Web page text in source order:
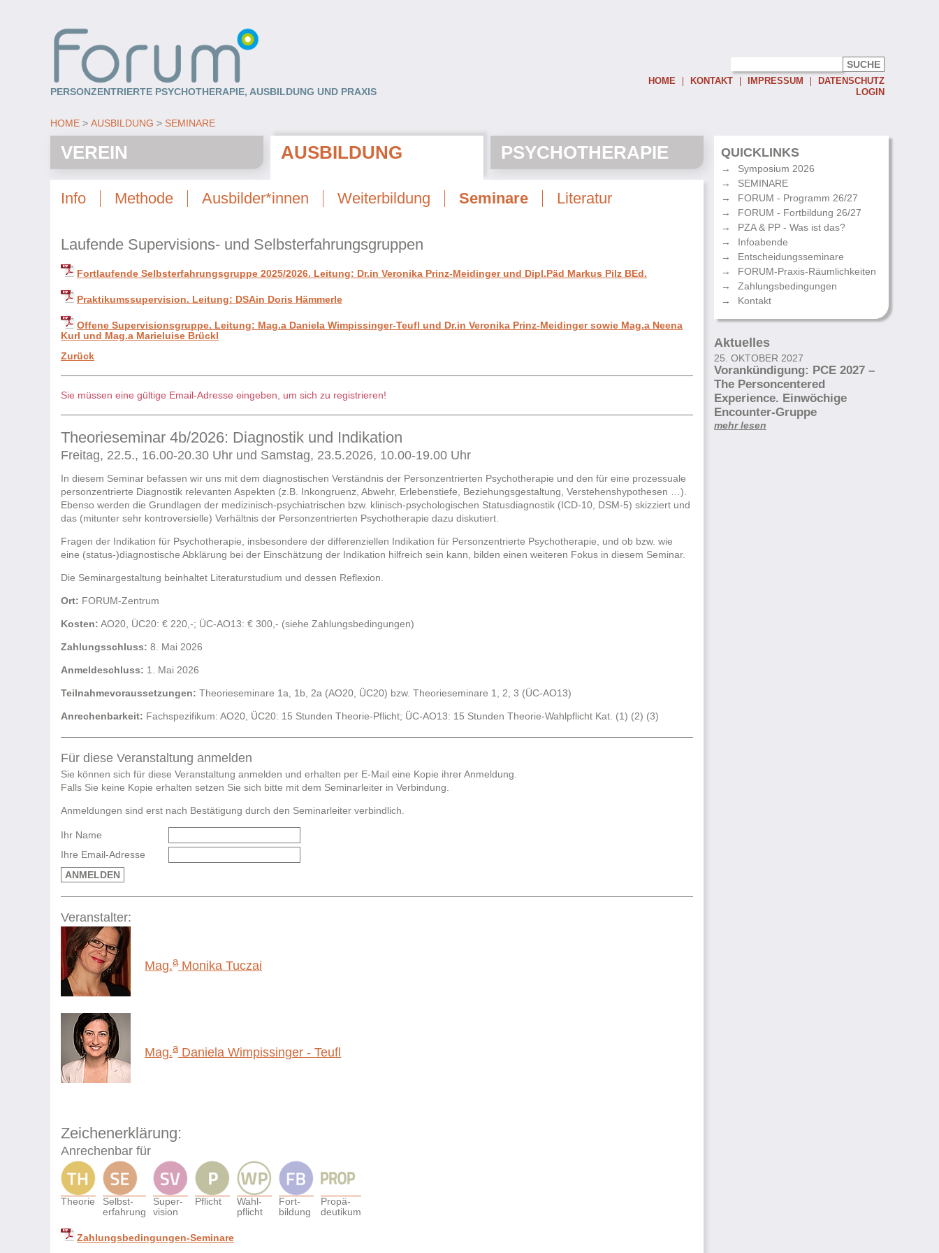
PERSONZENTRIERTE PSYCHOTHERAPIE, AUSBILDUNG UND PRAXIS
HOME KONTAKT IMPRESSUM
DATENSCHUTZ
LOGIN
Password:
Eingeloggt bleiben
Passwort vergessen
HOME AUSBILDUNG SEMINARE
VEREIN AUSBILDUNG PSYCHOTHERAPIE
Info Methode Ausbilder*innen Weiterbildung Seminare Literatur
Laufende Supervisions- und Selbsterfahrungsgruppen
Fortlaufende Selbsterfahrungsgruppe 2025/2026. Leitung: Dr.in Veronika Prinz-Meidinger und Dipl.Päd Markus Pilz BEd.
Praktikumssupervision. Leitung: DSAin Doris Hämmerle
Offene Supervisionsgruppe. Leitung: Mag.a Daniela Wimpissinger-Teufl und Dr.in Veronika Prinz-Meidinger sowie Mag.a Neena
Kurl und Mag.a Marieluise Brückl
Zurück
Sie müssen eine gültige Email-Adresse eingeben, um sich zu registrieren!
Theorieseminar 4b/2026: Diagnostik und Indikation
Freitag, 22.5., 16.00-20.30 Uhr und Samstag, 23.5.2026, 10.00-19.00 Uhr
In diesem Seminar befassen wir uns mit dem diagnostischen Verständnis der Personzentrierten Psychotherapie und den für eine prozessuale
personzentrierte Diagnostik relevanten Aspekten (z.B. Inkongruenz, Abwehr, Erlebenstiefe, Beziehungsgestaltung, Verstehenshypothesen …).
Ebenso werden die Grundlagen der medizinisch-psychiatrischen bzw. klinisch-psychologischen Statusdiagnostik (ICD-10, DSM-5) skizziert und
das (mitunter sehr kontroversielle) Verhältnis der Personzentrierten Psychotherapie dazu diskutiert.
Fragen der Indikation für Psychotherapie, insbesondere der differenziellen Indikation für Personzentrierte Psychotherapie, und ob bzw. wie
eine (status-)diagnostische Abklärung bei der Einschätzung der Indikation hilfreich sein kann, bilden einen weiteren Fokus in diesem Seminar.
Die Seminargestaltung beinhaltet Literaturstudium und dessen Reflexion.
Ort: FORUM-Zentrum
Kosten: AO20, ÜC20: € 220,-; ÜC-AO13: € 300,- (siehe Zahlungsbedingungen)
Zahlungsschluss: 8. Mai 2026
Anmeldeschluss: 1. Mai 2026
Teilnahmevoraussetzungen: Theorieseminare 1a, 1b, 2a (AO20, ÜC20) bzw. Theorieseminare 1, 2, 3 (ÜC-AO13)
Anrechenbarkeit: Fachspezifikum: AO20, ÜC20: 15 Stunden Theorie-Pflicht; ÜC-AO13: 15 Stunden Theorie-Wahlpflicht Kat. (1) (2) (3)
Für diese Veranstaltung anmelden
Sie können sich für diese Veranstaltung anmelden und erhalten per E-Mail eine Kopie ihrer Anmeldung.
Falls Sie keine Kopie erhalten setzen Sie sich bitte mit dem Seminarleiter in Verbindung.
Anmeldungen sind erst nach Bestätigung durch den Seminarleiter verbindlich.
Ihr Name
Ihre Email-Adresse
ANMELDEN
Veranstalter:
Mag.aMonika Tuczai
Mag.aDaniela Wimpissinger - Teufl
Zeichenerklärung:
Anrechenbar für
Theorie
Selbst-
erfahrung
Super-
vision
Pflicht
Wahl-
pflicht
Fort-
bildung
Propä-
deutikum
Zahlungsbedingungen-Seminare
QUICKLINKS
Symposium 2026
SEMINARE
FORUM - Programm 26/27
FORUM - Fortbildung 26/27
PZA & PP - Was ist das?
Infoabende
Entscheidungsseminare
FORUM-Praxis-Räumlichkeiten
Zahlungsbedingungen
Kontakt
Aktuelles
25. OKTOBER 2027
Vorankündigung: PCE 2027 –
The Personcentered
Experience. Einwöchige
Encounter-Gruppe
mehr lesen